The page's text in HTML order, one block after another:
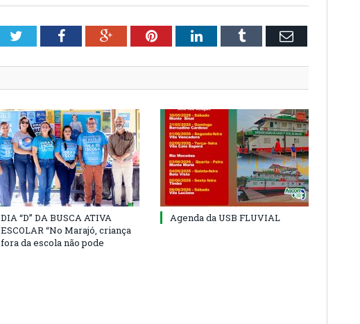
TwitterFacebookGoogle+PinterestLinkedInTumblr Email
DIA “D” DA BUSCA ATIVA
ESCOLAR “No Marajó, criança
fora da escola não pode
Agenda da USB FLUVIAL